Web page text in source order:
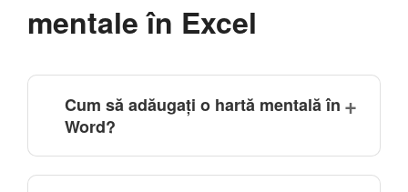
mentale în Excel
Cum să adăugați o hartă mentală în
Word?